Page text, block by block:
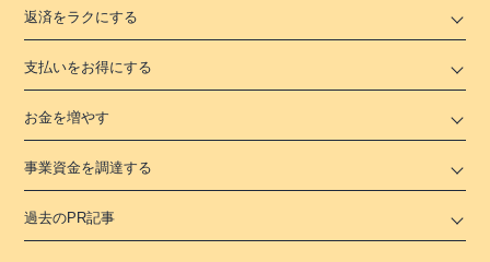
返済をラクにする
支払いをお得にする
お金を増やす
事業資金を調達する
過去のPR記事